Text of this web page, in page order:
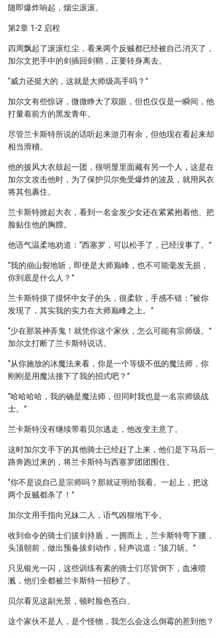
随即爆炸响起，烟尘滚滚。
第2章 1-2 启程
四周飘起了滚滚红尘，看来两个反贼都已经被自己消灭了，
加尔文把手中的剑插回剑鞘，正要转身离去。
“威力还挺大的，这就是大师级高手吗？”
加尔文有些惊讶，微微睁大了双眼，但也仅仅是一瞬间，他
打量着前方的黑发青年。
尽管兰卡斯特所说的话听起来游刃有余，但他现在看起来却
相当滑稽。
他的披风大衣鼓起一团，很明显里面藏有另一个人，这是在
加尔文攻击他时，为了保护贝尔免受爆炸的波及，就用风衣
将其包裹住。
兰卡斯特掀起大衣，看到一名金发少女还在紧紧抱着他、把
脸贴住他的胸膛。
他语气温柔地劝道：“西塞罗，可以松手了，已经没事了。”
“我的崩山裂地斩，即使是大师巅峰，也不可能毫发无损，
你到底是什么人？”
兰卡斯特摸了摸怀中女子的头，很柔软，手感不错：“被你
发现了，其实我的实力在大师巅峰之上。”
“少在那装神弄鬼！就凭你这个家伙，怎么可能有宗师级。”
加尔文打断了兰卡斯特说话。
“从你施放的冰魔法来看，你是一个等级不低的魔法师，你
刚刚是用魔法接下了我的招式吧？”
“哈哈哈哈，我的确是魔法师，但同时我也是一名宗师级战
士。”
兰卡斯特没有继续带着贝尔逃走，他改变主意了。
这时加尔文手下的其他骑士已经赶了上来，他们是下马后一
路奔跑过来的，将兰卡斯特与西塞罗团团围住。
“你不是说自己是宗师吗？那就证明给我看。一起上，把这
两个反贼都杀了！”
加尔文用手指向兄妹二人，语气凶狠地下令。
收到命令的骑士们拔剑持盾，一拥而上，兰卡斯特弯下腰，
头顶朝前，做出预备拔剑动作，轻声说道：“拔刀斩。”
只见银光一闪，这些训练有素的骑士们尽皆倒下，血液喷
溅，他们全都被兰卡斯特一招秒了。
贝尔看见这副光景，顿时脸色苍白。
这个家伙不是人，是个怪物，我怎么会这么倒霉的惹到他？